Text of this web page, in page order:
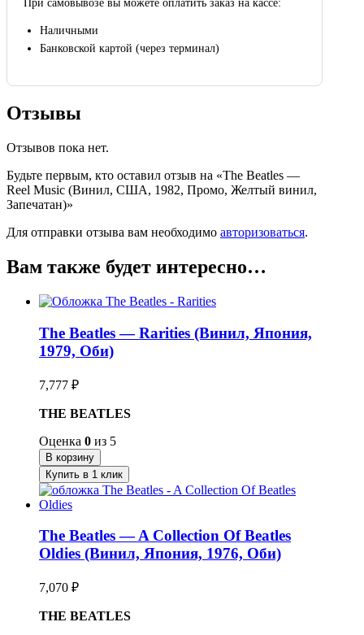
При самовывозе вы можете оплатить заказ на кассе:
Наличными
Банковской картой (через терминал)
Отзывы
Отзывов пока нет.
Будьте первым, кто оставил отзыв на «The Beatles —
Reel Music (Винил, США, 1982, Промо, Желтый винил,
Запечатан)»
Для отправки отзыва вам необходимо авторизоваться.
Вам также будет интересно…
The Beatles — Rarities (Винил, Япония,
1979, Оби)
7,777 ₽
THE BEATLES
Оценка 0 из 5
В корзину
Купить в 1 клик
The Beatles — A Collection Of Beatles
Oldies (Винил, Япония, 1976, Оби)
7,070 ₽
THE BEATLES